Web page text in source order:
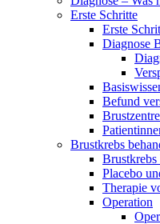
Erste Schritte
Erste
Diagnose
Befund
Brustkrebs
Brustkrebs
Placebo
Therapie
Operation